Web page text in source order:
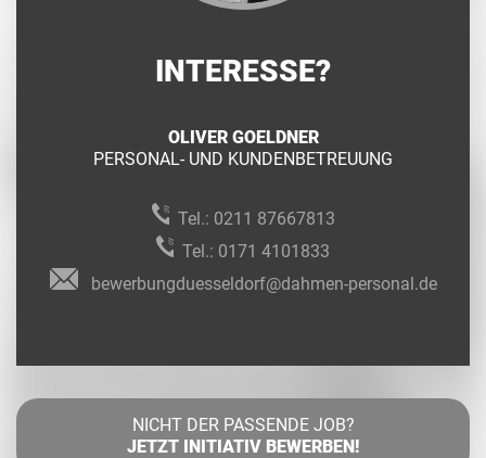
INTERESSE?
OLIVER GOELDNER
PERSONAL- UND KUNDENBETREUUNG
Tel.: 0211 87667813
Tel.: 0171 4101833
bewerbungduesseldorf@dahmen-personal.de
NICHT DER PASSENDE JOB?
JETZT INITIATIV BEWERBEN!